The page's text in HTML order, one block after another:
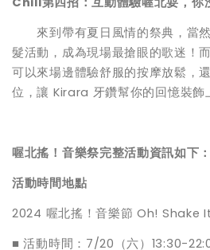
來到帶有夏日風情的祭典，當
髮活動，成為現場最搶眼的歌迷！
可以來場邊體驗舒服的按摩放鬆，
位，讓 Kirara 牙鑽幫你的回憶裝飾
喔北搖！音樂祭完整活動資訊如下：
活動時間地點
2024 喔北搖！音樂節 Oh! Shake
■ 活動時間：7/20（六）13:30-